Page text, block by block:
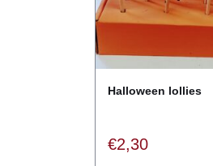
Halloween lollies
€2,30